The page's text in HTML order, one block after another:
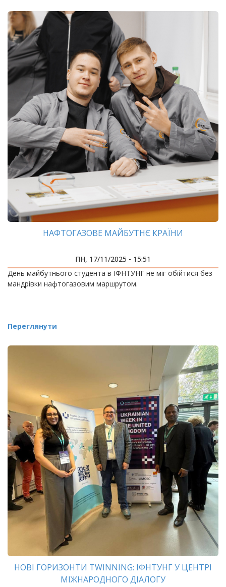
НАФТОГАЗОВЕ МАЙБУТНЄ КРАЇНИ
ПН, 17/11/2025 - 15:51
День майбутнього студента в ІФНТУНГ не міг обійтися без
мандрівки нафтогазовим маршрутом.
Переглянути
НОВІ ГОРИЗОНТИ TWINNING: ІФНТУНГ У ЦЕНТРІ
МІЖНАРОДНОГО ДІАЛОГУ